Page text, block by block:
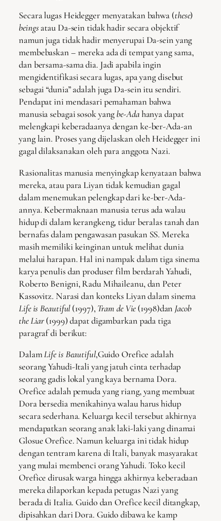
Secara lugas Heidegger menyatakan bahwa (these)
beingsatau Da-sein tidak hadir secara objektif
namun juga tidak hadir menyerupai Da-sein yang
membebaskan – mereka ada di tempat yang sama,
dan bersama-sama dia. Jadi apabila ingin
mengidentifikasi secara lugas, apa yang disebut
sebagai “dunia” adalah juga Da-sein itu sendiri.
Pendapat ini mendasari pemahaman bahwa
manusia sebagai sosok yang be-Adahanya dapat
melengkapi keberadaanya dengan ke-ber-Ada-an
yang lain. Proses yang dijelaskan oleh Heidegger ini
gagal dilaksanakan oleh para anggota Nazi.
Rasionalitas manusia menyingkap kenyataan bahwa
mereka, atau para Liyan tidak kemudian gagal
dalam menemukan pelengkap dari ke-ber-Ada-
annya. Kebermaknaan manusia terus ada walau
hidup di dalam kerangkeng, tidur beralas tanah dan
bernafas dalam pengawasan pasukan SS. Mereka
masih memiliki keinginan untuk melihat dunia
melalui harapan. Hal ini nampak dalam tiga sinema
karya penulis dan produser film berdarah Yahudi,
Roberto Benigni, Radu Mihaileanu, dan Peter
Kassovitz. Narasi dan konteks Liyan dalam sinema
Life is Beautiful(1997), Tram de Vie(1998)dan Jacob
the Liar(1999) dapat digambarkan pada tiga
paragraf di berikut:
DalamLife is Beautiful,Guido Orefice adalah
seorang Yahudi-Itali yang jatuh cinta terhadap
seorang gadis lokal yang kaya bernama Dora.
Orefice adalah pemuda yang riang, yang membuat
Dora bersedia menikahinya walau harus hidup
secara sederhana. Keluarga kecil tersebut akhirnya
mendapatkan seorang anak laki-laki yang dinamai
Glosue Orefice. Namun keluarga ini tidak hidup
dengan tentram karena di Itali, banyak masyarakat
yang mulai membenci orang Yahudi. Toko kecil
Orefice dirusak warga hingga akhirnya keberadaan
mereka dilaporkan kepada petugas Nazi yang
berada di Italia. Guido dan Orefice kecil ditangkap,
dipisahkan dari Dora. Guido dibawa ke kamp